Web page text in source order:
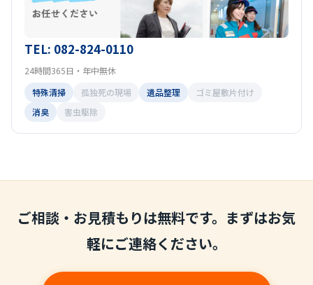
TEL: 082-824-0110
24時間365日・年中無休
特殊清掃
孤独死の現場 遺品整理
ゴミ屋敷片付け
消臭
害虫駆除
ご相談・お見積もりは無料です。まずはお気
軽にご連絡ください。